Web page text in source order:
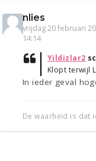
nlies
vrijdag 20 februari
14:14
Yildizlar2
Klopt terwijl
In ieder geval
De waarheid is dat